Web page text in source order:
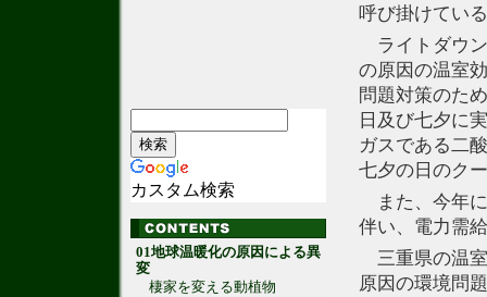
呼び掛けてい
ライトダウ
の原因の温室
問題対策のた
日及び七夕に
ガスである二
七夕の日のク
また、今年
伴い、電力需
三重県の温室
原因の環境問
カスタム検索
01地球温暖化の原因による異
変
棲家を変える動植物